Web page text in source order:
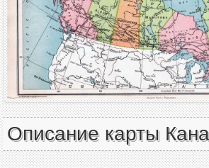
Описание карты